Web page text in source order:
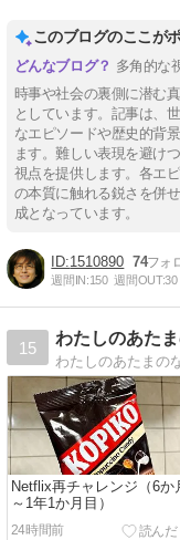
このブログのここが
多角的な
時事や社会の裏側に潜む
としています。記事は、
なエピソードや歴史的背
ます。難しい表現を避け
視点を提供します。各エ
の本質に触れる鋭さを併
成となっています。
1510890 74
週間IN:150 週間OUT:30
15
わたしのあた
Netflix再チャレンジ（6か
～1年1か月目）
24時間前